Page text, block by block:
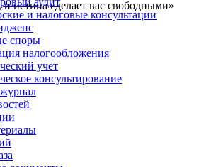
и истина сделает вас свободными»
и налоговые консультации
споры
налогообложения
учёт
консультирование